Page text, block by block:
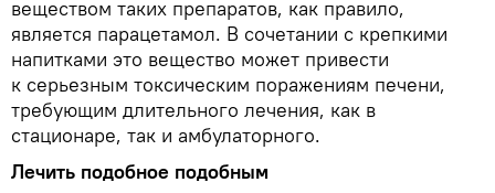
веществом таких препаратов, как правило,
является парацетамол. В сочетании с крепкими
напитками это вещество может привести
к серьезным токсическим поражениям печени,
требующим длительного лечения, как в
стационаре, так и амбулаторного.
Лечить подобное подобным